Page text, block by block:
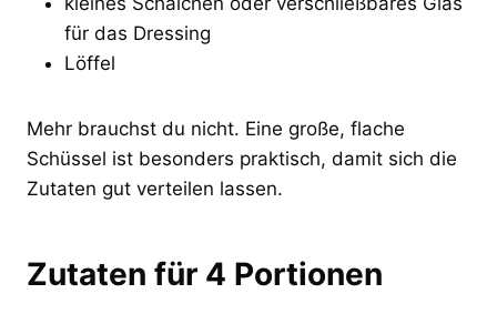
für das Dressing
Löffel
Mehr brauchst du nicht. Eine große, flache
Schüssel ist besonders praktisch, damit sich die
Zutaten gut verteilen lassen.
Zutaten für 4 Portionen